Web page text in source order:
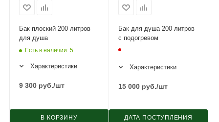
Бак плоский 200 литров
для душа
Есть в наличии: 5
Характеристики
9 300 руб./шт
В КОРЗИНУ
Бак для душа 200 литров
с подогревом
Характеристики
15 000 руб./шт
ДАТА ПОСТУПЛЕНИЯ